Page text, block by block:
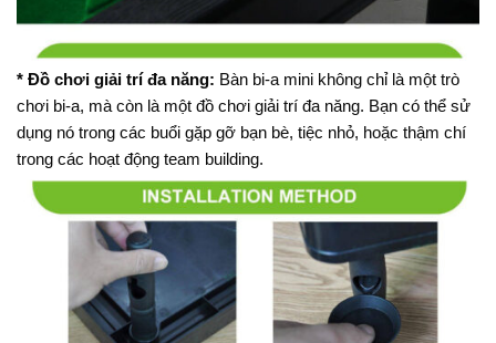
* Đồ chơi giải trí đa năng: Bàn bi-a mini không chỉ là một trò
chơi bi-a, mà còn là một đồ chơi giải trí đa năng. Bạn có thể sử
dụng nó trong các buổi gặp gỡ bạn bè, tiệc nhỏ, hoặc thậm chí
trong các hoạt động team building.